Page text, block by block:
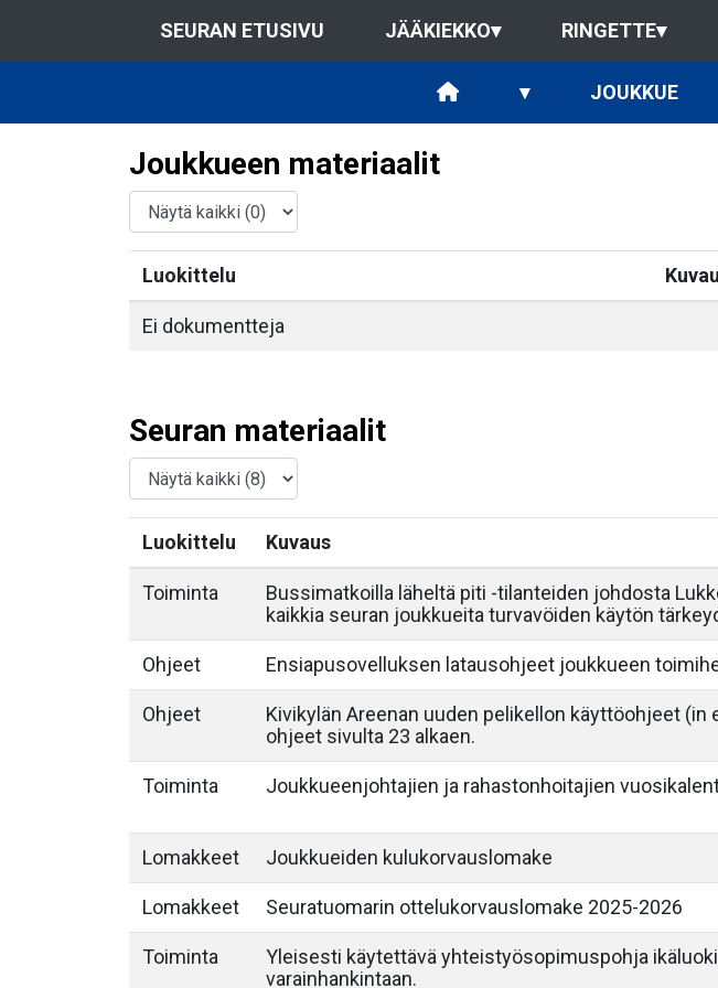
SEURAN ETUSIVU JÄÄKIEKKO▾ RINGETTE▾
▾ JOUKKUE
Joukkueen materiaalit
Luokittelu
Ei dokumentteja
Seuran materiaalit
Luokittelu Kuvaus
Toiminta
Bussimatkoilla läheltä piti -tilanteiden johdosta
kaikkia seuran joukkueita turvavöiden käytön
Ohjeet Ensiapusovelluksen latausohjeet joukkueen
Ohjeet
Kivikylän Areenan uuden pelikellon käyttöohjeet (in
ohjeet sivulta 23 alkaen.
Toiminta
Joukkueenjohtajien ja rahastonhoitajien
Lomakkeet Joukkueiden kulukorvauslomake
Lomakkeet Seuratuomarin ottelukorvauslomake 2025-2026
Toiminta
Yleisesti käytettävä yhteistyösopimuspohja
varainhankintaan.